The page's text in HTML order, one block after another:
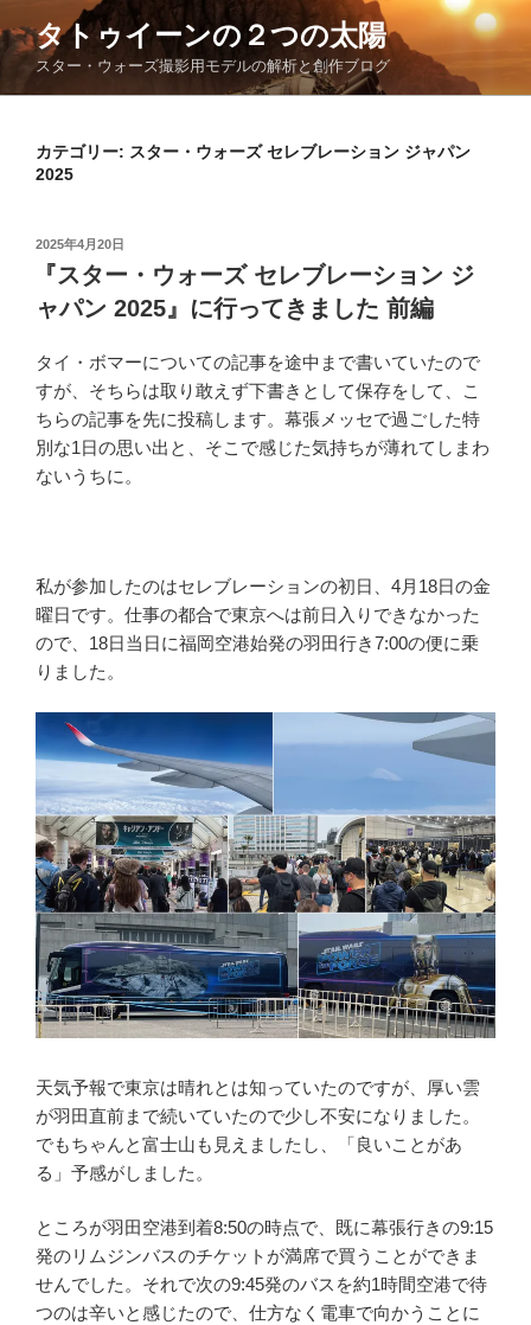
ン
ン
タトゥイーンの２つの太陽
スター・ウォーズ撮影用モデルの解析と創作ブログ
カテゴリー: スター・ウォーズ セレブレーション ジャパン
2025
投
2025年4月20日
『スター・ウォーズ セレブレーション ジ
ャパン 2025』に行ってきました 前編
タイ・ボマーについての記事を途中まで書いていたので
すが、そちらは取り敢えず下書きとして保存をして、こ
ちらの記事を先に投稿します。幕張メッセで過ごした特
別な1日の思い出と、そこで感じた気持ちが薄れてしまわ
ないうちに。
私が参加したのはセレブレーションの初日、4月18日の金
曜日です。仕事の都合で東京へは前日入りできなかった
ので、18日当日に福岡空港始発の羽田行き7:00の便に乗
りました。
天気予報で東京は晴れとは知っていたのですが、厚い雲
が羽田直前まで続いていたので少し不安になりました。
でもちゃんと富士山も見えましたし、「良いことがあ
る」予感がしました。
ところが羽田空港到着8:50の時点で、既に幕張行きの9:15
発のリムジンバスのチケットが満席で買うことができま
せんでした。それで次の9:45発のバスを約1時間空港で待
つのは辛いと感じたので、仕方なく電車で向かうことに